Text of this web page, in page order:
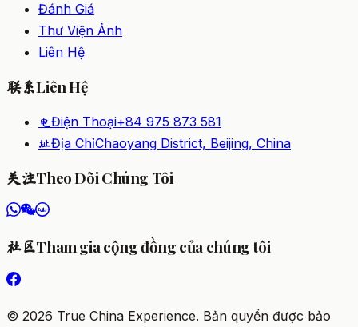
Đánh Giá
Thư Viện Ảnh
Liên Hệ
联系Liên Hệ
电Điện Thoại+84 975 873 581
址Địa ChỉChaoyang District, Beijing, China
关注Theo Dõi Chúng Tôi
社区Tham gia cộng đồng của chúng tôi
© 2026 True China Experience. Bản quyền được bảo